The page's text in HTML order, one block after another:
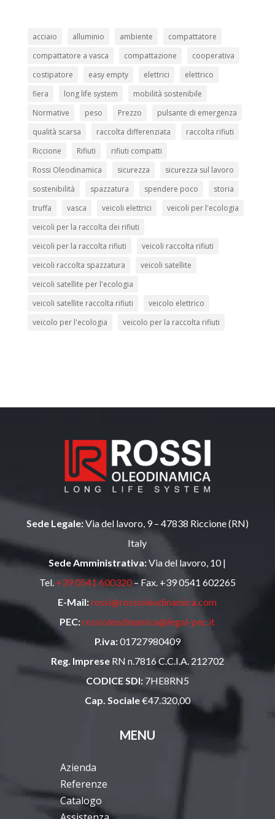
acciaio alluminio ambiente
compattatore
compattatore a vasca
compattazione
cooperativa
costipatore
easy empty elettrici
elettrico
fiera
long life system
mobilità sostenibile
Normative
peso Prezzo
pulsante di emergenza
qualità scarsa
raccolta differenziata
raccolta rifiuti
Riccione
Rifiuti
rifiuti compatti
Rossi Oleodinamica
sicurezza
sicurezza sul lavoro
sostenibilità
spazzatura spendere poco
storia
truffa
vasca veicoli elettrici
veicoli per l'ecologia
veicoli per la raccolta dei rifiuti
veicoli per la raccolta rifiuti
veicoli raccolta rifiuti
veicoli raccolta spazzatura
veicoli satellite
veicoli satellite per l'ecologia
veicoli satellite raccolta rifiuti
veicolo elettrico
veicolo per l'ecologia
veicolo per la raccolta rifiuti
Sede Legale:Via del lavoro, 9 – 47838 Riccione (RN)
Italy
Sede Amministrativa:Via del lavoro, 10 |
Tel. +39 0541 600320– Fax. +39 0541 602265
E-Mail:rossi@rossioleodinamica.com
PEC:rossioleodinamica@legal-pec.it
P.iva:01727980409
Reg. ImpreseRN n.7816 C.C.I.A. 212702
CODICE SDI: 7HE8RN5
Cap. Sociale€47.320,00
MENU
Azienda
Referenze
Catalogo